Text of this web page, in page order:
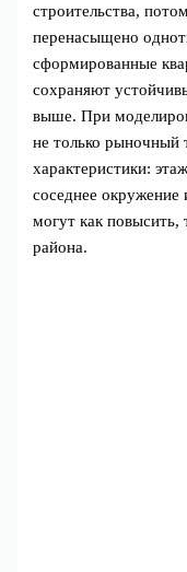
строительства,
перенасыщено
сформированные
сохраняют
выше. При
не только рыночный
характеристики:
соседнее
могут как повысить,
района.